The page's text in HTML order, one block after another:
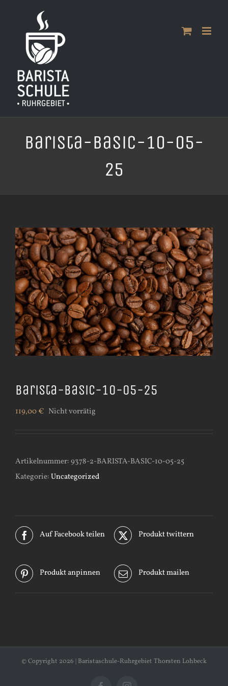
springen
Barista-Basic-10-05-
25
Barista-Basic-10-05-25
119,00€ Nicht vorrätig
Artikelnummer:9378-2-BARISTA-BASIC-10-05-25
Kategorie:Uncategorized
Auf Facebook teilen Produkt twittern
Produkt anpinnen Produkt mailen
© Copyright 2026 | Baristaschule-Ruhrgebiet Thorsten Lohbeck